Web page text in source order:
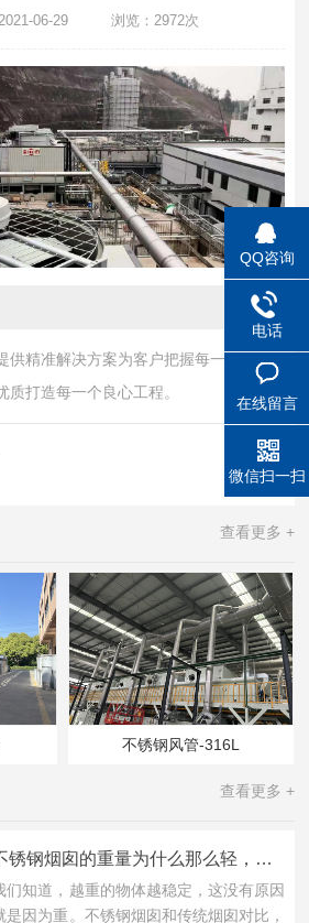
2021-06-29 浏览：2972次
精准解决方案为客户把握每一个细
质打造每一个良心工程。
查看更多 +
不锈钢风管-316L
查看更多 +
不锈钢烟囱的重量为什么那么轻，功能还那么好?
们知道，越重的物体越稳定，这没有原因
是因为重。不锈钢烟囱和传统烟囱对比，
QQ咨询
电话
在线留言
微信扫一扫